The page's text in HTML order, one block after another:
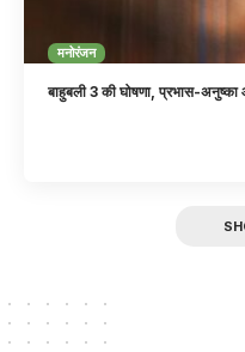
मनोरंजन
बाहुबली 3 की घोषणा, प्रभास-अनुष्का